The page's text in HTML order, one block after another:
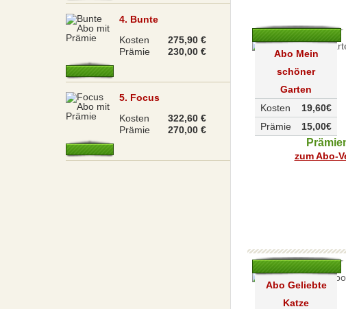
Abo Mein
schöner
Garten
19,60€
Kosten
15,00€
Prämie
zum Abo-
Abo Geliebte
Katze
4. Bunte
Kosten
275,90 €
Prämie
230,00 €
5. Focus
Kosten
322,60 €
Prämie
270,00 €